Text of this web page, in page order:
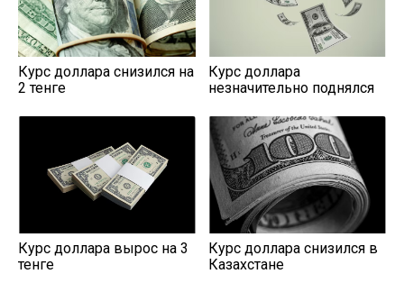
Курс доллара снизился на
2 тенге
Курс доллара
незначительно поднялся
Курс доллара вырос на 3
тенге
Курс доллара снизился в
Казахстане